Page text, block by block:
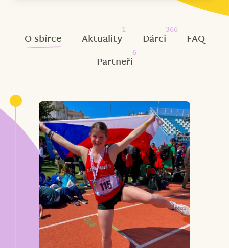
O sbírce Aktuality
1
Dárci
366
FAQ
Partneři
6